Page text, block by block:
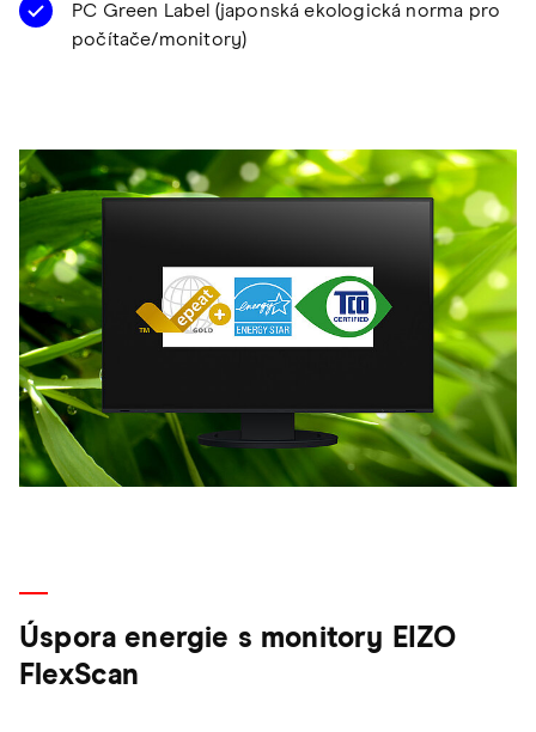
PC Green Label (japonská ekologická norma pro
počítače/monitory)
Úspora energie s monitory EIZO
FlexScan